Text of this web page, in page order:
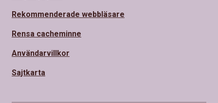
Rekommenderade webbläsare
Rensa cacheminne
Användarvillkor
Sajtkarta